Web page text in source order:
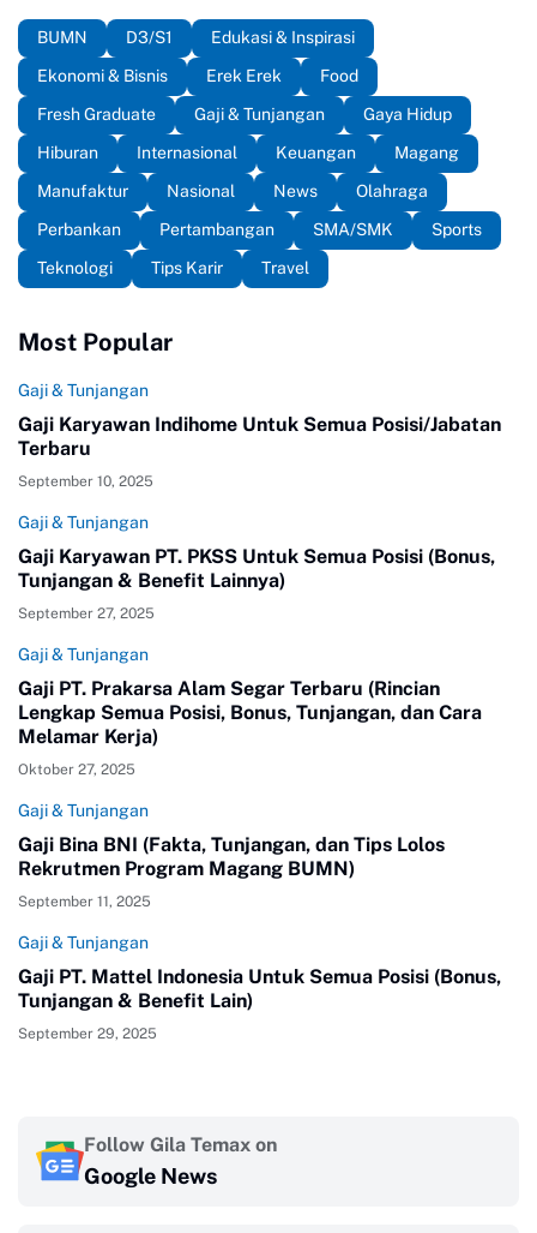
BUMN D3/S1
Edukasi & Inspirasi
Ekonomi & Bisnis
Erek Erek
Food
Fresh Graduate
Gaji & Tunjangan
Gaya Hidup
Hiburan
Internasional Keuangan
Magang
Manufaktur
Nasional News
Olahraga
Perbankan
Pertambangan SMA/SMK
Sports
Teknologi
Tips Karir Travel
Most Popular
Gaji & Tunjangan
Gaji Karyawan Indihome Untuk Semua Posisi/Jabatan
Terbaru
September 10, 2025
Gaji & Tunjangan
Gaji Karyawan PT. PKSS Untuk Semua Posisi (Bonus,
Tunjangan & Benefit Lainnya)
September 27, 2025
Gaji & Tunjangan
Gaji PT. Prakarsa Alam Segar Terbaru (Rincian
Lengkap Semua Posisi, Bonus, Tunjangan, dan Cara
Melamar Kerja)
Oktober 27, 2025
Gaji & Tunjangan
Gaji Bina BNI (Fakta, Tunjangan, dan Tips Lolos
Rekrutmen Program Magang BUMN)
September 11, 2025
Gaji & Tunjangan
Gaji PT. Mattel Indonesia Untuk Semua Posisi (Bonus,
Tunjangan & Benefit Lain)
September 29, 2025
Follow Gila Temax on
Google News